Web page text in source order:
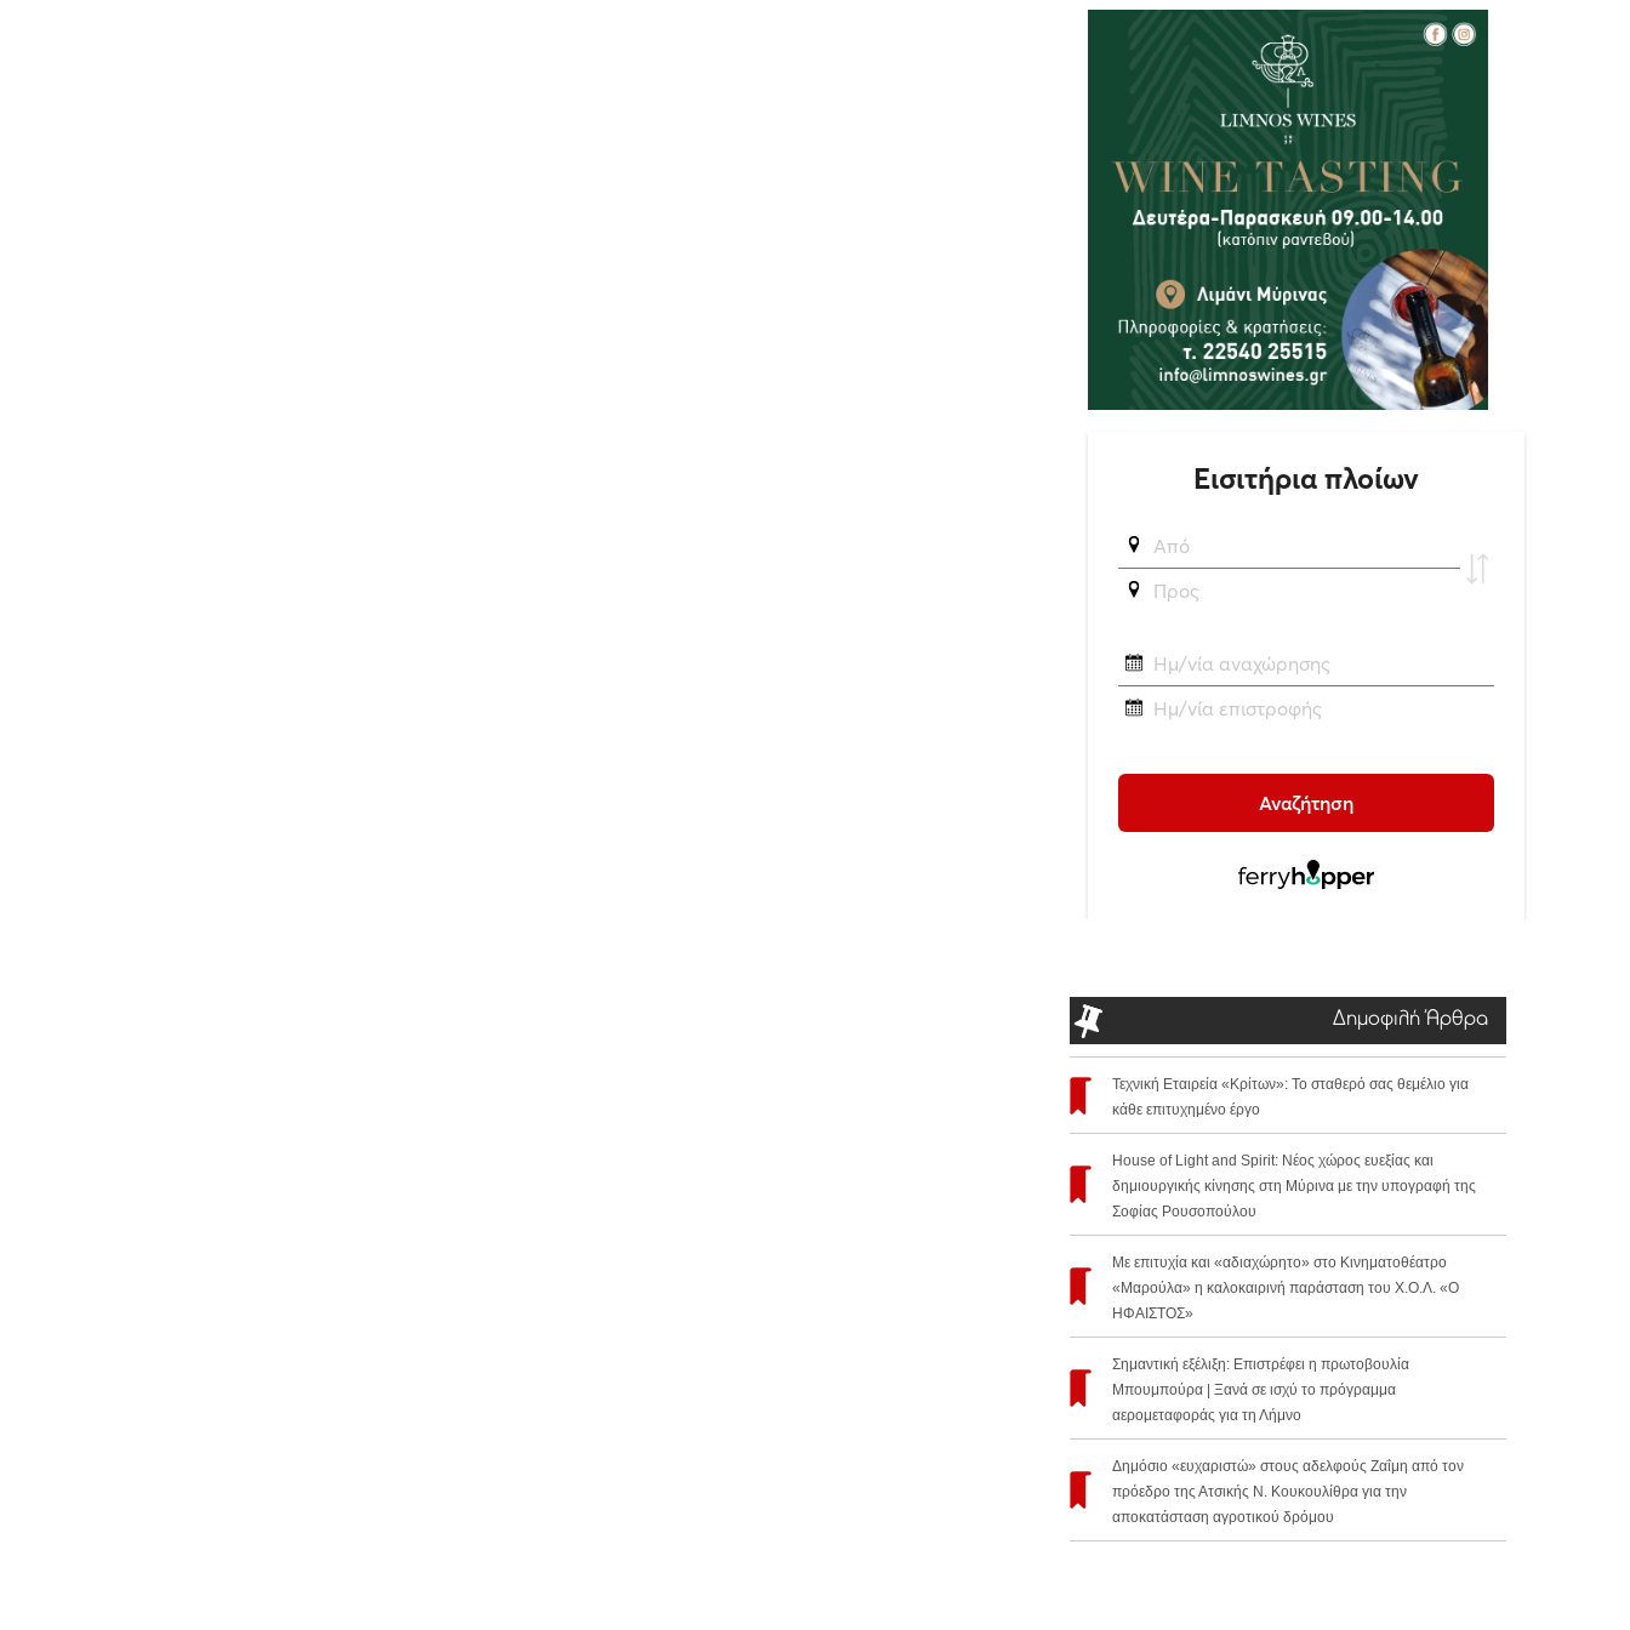
Δημοφιλή Άρθρα
Τεχνική Εταιρεία «Κρίτων»: Το σταθερό σας θεμέλιο για
κάθε επιτυχημένο έργο
House of Light and Spirit: Νέος χώρος ευεξίας και
δημιουργικής κίνησης στη Μύρινα με την υπογραφή της
Σοφίας Ρουσοπούλου
Με επιτυχία και «αδιαχώρητο» στο Κινηματοθέατρο
«Μαρούλα» η καλοκαιρινή παράσταση του Χ.Ο.Λ. «Ο
ΗΦΑΙΣΤΟΣ»
Σημαντική εξέλιξη: Επιστρέφει η πρωτοβουλία
Μπουμπούρα | Ξανά σε ισχύ το πρόγραμμα
αερομεταφοράς για τη Λήμνο
Δημόσιο «ευχαριστώ» στους αδελφούς Ζαΐμη από τον
πρόεδρο της Ατσικής Ν. Κουκουλίθρα για την
αποκατάσταση αγροτικού δρόμου